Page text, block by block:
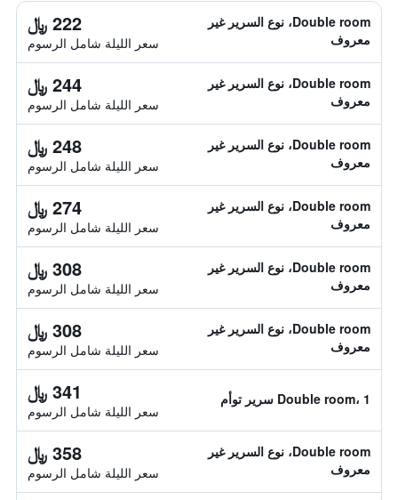
Double room، نوع السرير غير
معروف
222 ﷼
سعر الليلة شامل الرسوم
Double room، نوع السرير غير
معروف
244 ﷼
سعر الليلة شامل الرسوم
Double room، نوع السرير غير
معروف
248 ﷼
سعر الليلة شامل الرسوم
Double room، نوع السرير غير
معروف
274 ﷼
سعر الليلة شامل الرسوم
Double room، نوع السرير غير
معروف
308 ﷼
سعر الليلة شامل الرسوم
Double room، نوع السرير غير
معروف
308 ﷼
سعر الليلة شامل الرسوم
Double room، 1 سرير توأم 341 ﷼
سعر الليلة شامل الرسوم
Double room، نوع السرير غير
معروف
358 ﷼
سعر الليلة شامل الرسوم